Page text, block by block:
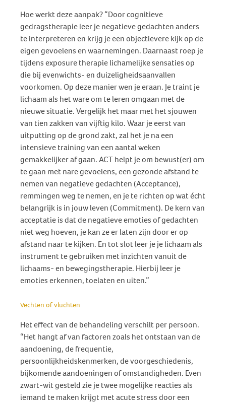
Hoe werkt deze aanpak? “Door cognitieve
gedragstherapie leer je negatieve gedachten anders
te interpreteren en krijg je een objectievere kijk op de
eigen gevoelens en waarnemingen. Daarnaast roep je
tijdens exposure therapie lichamelijke sensaties op
die bij evenwichts- en duizeligheidsaanvallen
voorkomen. Op deze manier wen je eraan. Je traint je
lichaam als het ware om te leren omgaan met de
nieuwe situatie. Vergelijk het maar met het sjouwen
van tien zakken van vijftig kilo. Waar je eerst van
uitputting op de grond zakt, zal het je na een
intensieve training van een aantal weken
gemakkelijker af gaan. ACT helpt je om bewust(er) om
te gaan met nare gevoelens, een gezonde afstand te
nemen van negatieve gedachten (Acceptance),
remmingen weg te nemen, en je te richten op wat écht
belangrijk is in jouw leven (Commitment). De kern van
acceptatie is dat de negatieve emoties of gedachten
niet weg hoeven, je kan ze er laten zijn door er op
afstand naar te kijken. En tot slot leer je je lichaam als
instrument te gebruiken met inzichten vanuit de
lichaams- en bewegingstherapie. Hierbij leer je
emoties erkennen, toelaten en uiten.”
Vechten of vluchten
Het effect van de behandeling verschilt per persoon.
“Het hangt af van factoren zoals het ontstaan van de
aandoening, de frequentie,
persoonlijkheidskenmerken, de voorgeschiedenis,
bijkomende aandoeningen of omstandigheden. Even
zwart-wit gesteld zie je twee mogelijke reacties als
iemand te maken krijgt met acute stress door een